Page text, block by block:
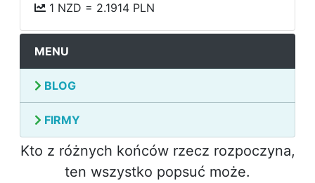
1 NZD = 2.1914 PLN
MENU
BLOG
FIRMY
Kto z różnych końców rzecz rozpoczyna,
ten wszystko popsuć może.